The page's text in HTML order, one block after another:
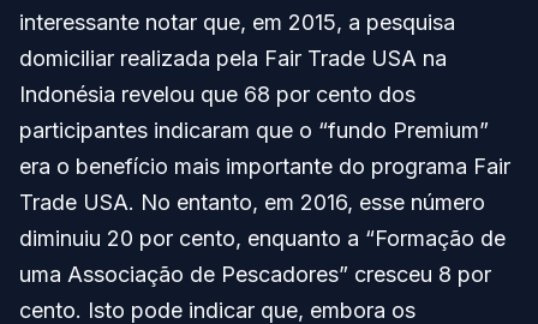
interessante notar que, em 2015, a pesquisa
domiciliar realizada pela Fair Trade USA na
Indonésia revelou que 68 por cento dos
participantes indicaram que o “fundo Premium”
era o benefício mais importante do programa Fair
Trade USA. No entanto, em 2016, esse número
diminuiu 20 por cento, enquanto a “Formação de
uma Associação de Pescadores” cresceu 8 por
cento. Isto pode indicar que, embora os